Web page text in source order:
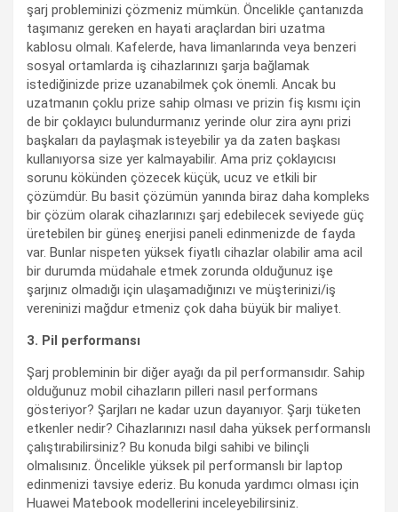
şarj probleminizi çözmeniz mümkün. Öncelikle çantanızda
taşımanız gereken en hayati araçlardan biri uzatma
kablosu olmalı. Kafelerde, hava limanlarında veya benzeri
sosyal ortamlarda iş cihazlarınızı şarja bağlamak
istediğinizde prize uzanabilmek çok önemli. Ancak bu
uzatmanın çoklu prize sahip olması ve prizin fiş kısmı için
de bir çoklayıcı bulundurmanız yerinde olur zira aynı prizi
başkaları da paylaşmak isteyebilir ya da zaten başkası
kullanıyorsa size yer kalmayabilir. Ama priz çoklayıcısı
sorunu kökünden çözecek küçük, ucuz ve etkili bir
çözümdür. Bu basit çözümün yanında biraz daha kompleks
bir çözüm olarak cihazlarınızı şarj edebilecek seviyede güç
üretebilen bir güneş enerjisi paneli edinmenizde de fayda
var. Bunlar nispeten yüksek fiyatlı cihazlar olabilir ama acil
bir durumda müdahale etmek zorunda olduğunuz işe
şarjınız olmadığı için ulaşamadığınızı ve müşterinizi/iş
vereninizi mağdur etmeniz çok daha büyük bir maliyet.
3. Pil performansı
Şarj probleminin bir diğer ayağı da pil performansıdır. Sahip
olduğunuz mobil cihazların pilleri nasıl performans
gösteriyor? Şarjları ne kadar uzun dayanıyor. Şarjı tüketen
etkenler nedir? Cihazlarınızı nasıl daha yüksek performanslı
çalıştırabilirsiniz? Bu konuda bilgi sahibi ve bilinçli
olmalısınız. Öncelikle yüksek pil performanslı bir laptop
edinmenizi tavsiye ederiz. Bu konuda yardımcı olması için
Huawei Matebook modellerini inceleyebilirsiniz.